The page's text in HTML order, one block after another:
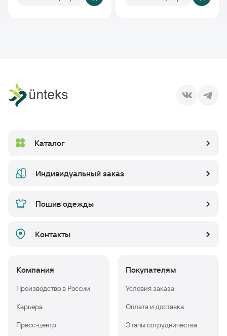
Каталог
Индивидуальный заказ
Пошив одежды
Контакты
Компания
Производство в России
Карьера
Пресс-центр
Покупателям
Условия заказа
Оплата и доставка
Этапы сотрудничества